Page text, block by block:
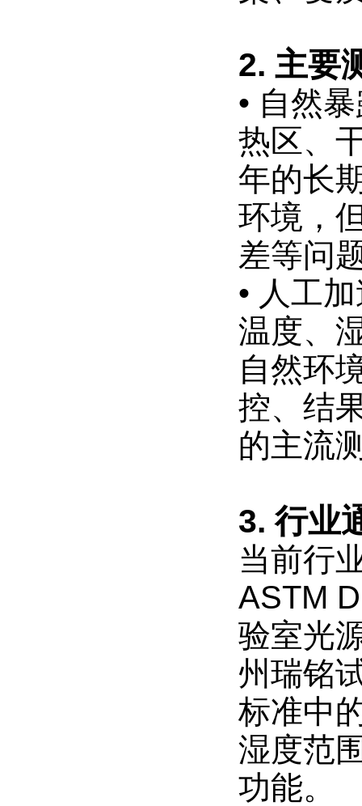
试
设
备
发
与
供
应
，
耕
耐
气
候
性
、
光
色
度
等
氙
灯
老
机
试
验
多
久
相
当
于
在
户
外
暴
晒
一
老
验
机
验
多
久
相
当
于
在
户
外
暴
晒
一
年
呢
2. 主要
• 自然
热区、
年的长
环境，
差等问
• 人工
温度、
自然环
控、结
的主流
3. 行业
当前行
ASTM
验室光
州瑞铭
标准中
湿度范
功能。